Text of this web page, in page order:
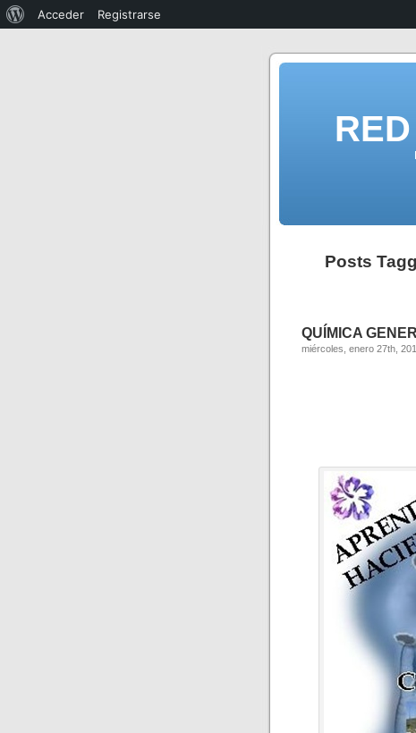
Posts
QUÍMICA
miércoles, enero 27th,
Acceder Registrarse